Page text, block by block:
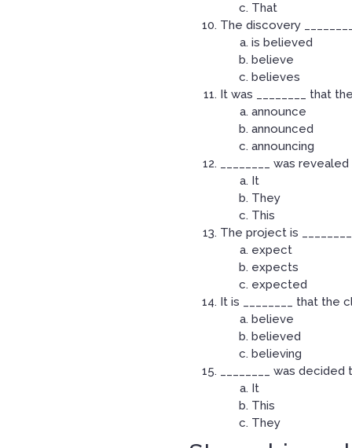
That
The discovery
is believed
believe
believes
It was ________ that
announce
announced
announcing
________ was
It
They
This
The project is
expect
expects
expected
It is ________ that the
believe
believed
believing
________ was
It
This
They